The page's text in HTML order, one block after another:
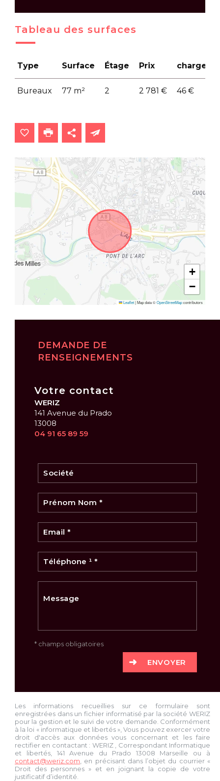
Tableau des surfaces
Type Surface Étage Prix charges
Bureaux 77 m² 2 2 781 € 46 €
+
−
Leaflet|Map data ©OpenStreetMapcontributors
DEMANDE DE
RENSEIGNEMENTS
Votre contact
WERIZ
141 Avenue du Prado
13008
04 91 65 89 59
* champs obligatoires
ENVOYER
Les informations recueillies sur ce formulaire sont
enregistrées dans un fichier informatisé par la société WERIZ
pour la gestion et le suivi de votre demande. Conformément
à la loi « informatique et libertés », Vous pouvez exercer votre
droit d'accès aux données vous concernant et les faire
rectifier en contactant : WERIZ
, Correspondant Informatique
et libertés, 141 Avenue du Prado 13008 Marseille ou à
contact@weriz.com , en précisant dans l’objet du courrier «
Droit des personnes » et en joignant la copie de votre
justificatif d’identité.